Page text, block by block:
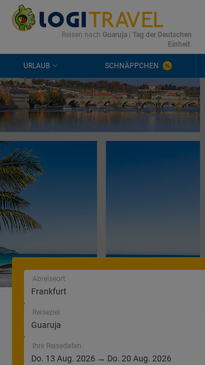
KONTAKT HÄUFIGE FRAGEN 0298 1909 3897
Reisen nach Guaruja
Tag der Deutschen
Einheit.
URLAUB SCHNÄPPCHEN
Abreiseort
Reiseziel
Ihre Reisedaten